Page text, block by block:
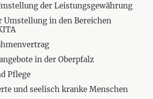
der Leistungsgewährung
in den Bereichen
in der Oberpfalz
Pflege
und seelisch kranke Menschen